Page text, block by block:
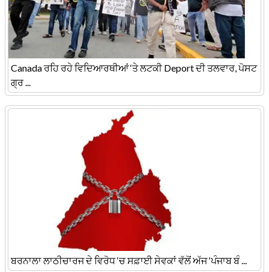
Canada ਰਹਿ ਰਹੇ ਵਿਦਿਆਰਥੀਆਂ ‘ਤੇ ਲਟਕੀ Deport ਦੀ ਤਲਵਾਰ, ਪੋਸਟ
ਗ੍ਰ ...
ਬਰਨਾਲਾ ਲਾਠੀਚਾਰਜ ਦੇ ਵਿਰੋਧ ‘ਚ ਸਫ਼ਾਈ ਸੇਵਕਾਂ ਵੱਲੋਂ ਅੱਜ ‘ਪੰਜਾਬ ਬੰ ...